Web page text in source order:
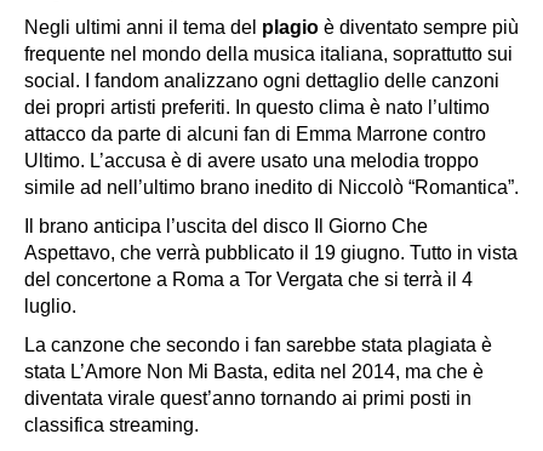
Negli ultimi anni il tema del plagio è diventato sempre più
frequente nel mondo della musica italiana, soprattutto sui
social. I fandom analizzano ogni dettaglio delle canzoni
dei propri artisti preferiti. In questo clima è nato l’ultimo
attacco da parte di alcuni fan di Emma Marrone contro
Ultimo. L’accusa è di avere usato una melodia troppo
simile ad nell’ultimo brano inedito di Niccolò “Romantica”.
Il brano anticipa l’uscita del disco Il Giorno Che
Aspettavo, che verrà pubblicato il 19 giugno. Tutto in vista
del concertone a Roma a Tor Vergata che si terrà il 4
luglio.
La canzone che secondo i fan sarebbe stata plagiata è
stata L’Amore Non Mi Basta, edita nel 2014, ma che è
diventata virale quest’anno tornando ai primi posti in
classifica streaming.